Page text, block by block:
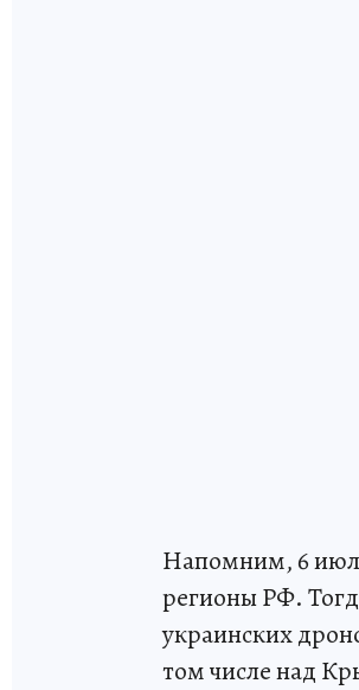
Напомним, 6
регионы РФ.
украинских
том числе над